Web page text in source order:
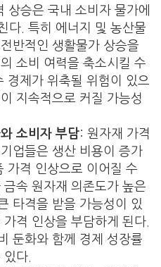
상승은 국내 소비자 물가에
다. 특히 에너지 및 농산물
반적인 생활물가 상승을
소비 여력을 축소시킬 수
경제가 위축될 위험이 있으
지속적으로 커질 가능성
소비자 부담: 원자재 가격
업들은 생산 비용이 증가
가격 인상으로 이어질 수
속 원자재 의존도가 높은
타격을 받을 가능성이 있
격 인상을 부담하게 된다.
둔화와 함께 경제 성장률
다.